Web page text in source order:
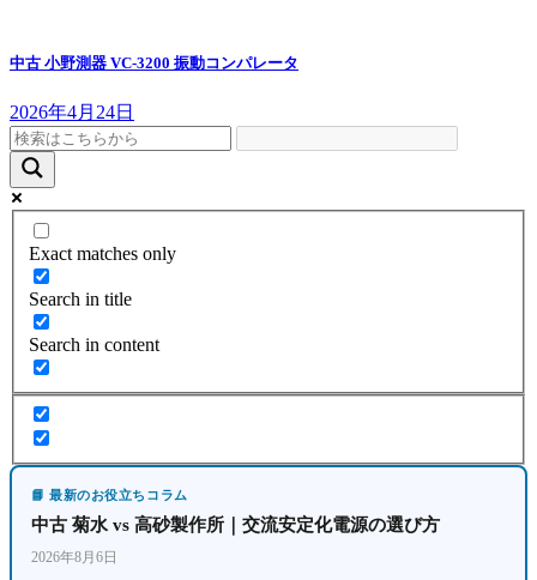
中古 小野測器 VC-3200 振動コンパレータ
2026年4月24日
Exact matches only
Search in title
Search in content
📘 最新のお役立ちコラム
中古 菊水 vs 高砂製作所｜交流安定化電源の選び方
2026年8月6日